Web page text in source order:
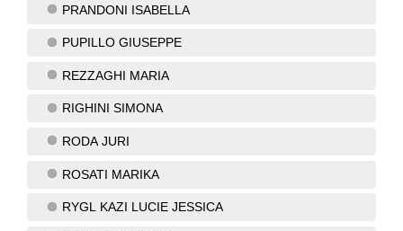
PRANDONI ISABELLA
PUPILLO GIUSEPPE
REZZAGHI MARIA
RIGHINI SIMONA
RODA JURI
ROSATI MARIKA
RYGL KAZI LUCIE JESSICA